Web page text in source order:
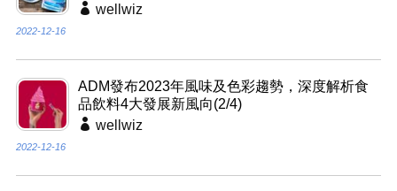
wellwiz
2022-12-16
ADM發布2023年風味及色彩趨勢，深度解析食
品飲料4大發展新風向(2/4)
wellwiz
2022-12-16